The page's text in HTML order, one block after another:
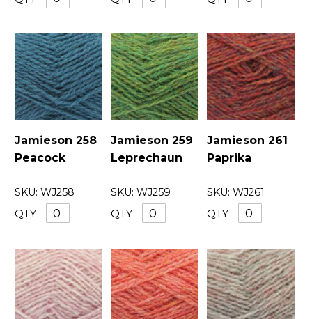
Jamieson 258
Peacock
SKU: WJ258
QTY
Jamieson 259
Leprechaun
SKU: WJ259
QTY
Jamieson 261
Paprika
SKU: WJ261
QTY